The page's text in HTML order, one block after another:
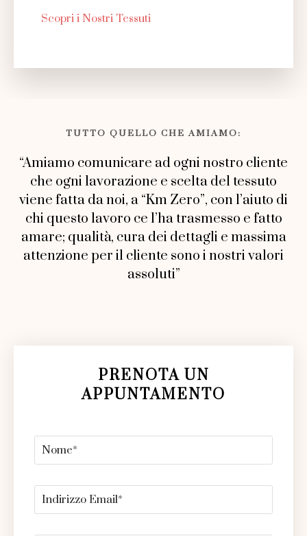
Scopri i Nostri Tessuti
TUTTO QUELLO CHE AMIAMO:
“Amiamo comunicare ad ogni nostro cliente
che ogni lavorazione e scelta del tessuto
viene fatta da noi, a “Km Zero”, con l’aiuto di
chi questo lavoro ce l’ha trasmesso e fatto
amare; qualità, cura dei dettagli e massima
attenzione per il cliente sono i nostri valori
assoluti”
PRENOTA UN
APPUNTAMENTO